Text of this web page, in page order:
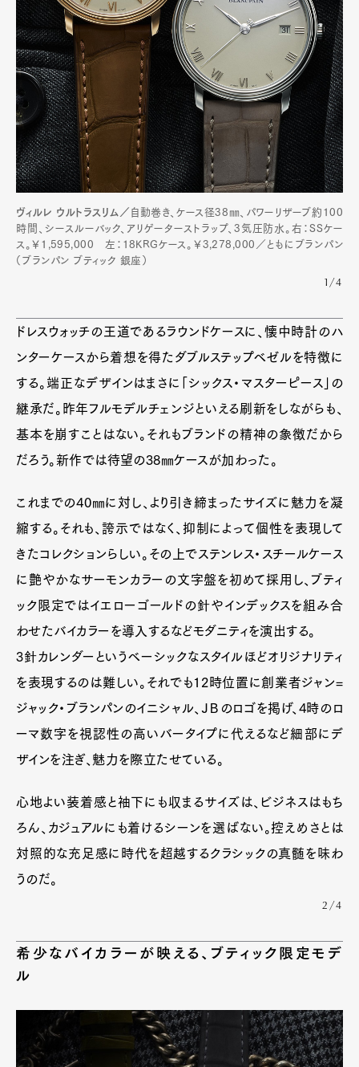
Official Columnist
About
Contact
Pen Meet
Pen international Pen tw
ヴィルレ ウルトラスリム／ 自動巻き、ケース径38㎜、パワーリザーブ約100
時間、シースルーバック、アリゲーターストラップ、3気圧防水。右：SSケー
ス。￥1,595,000 左：18KRGケース。￥3,278,000／ともにブランパン
（ブランパン ブティック 銀座）
1/4
ドレスウォッチの王道であるラウンドケースに、懐中時計のハ
ンターケースから着想を得たダブルステップベゼルを特徴に
する。端正なデザインはまさに「シックス・マスターピース」の
継承だ。昨年フルモデルチェンジといえる刷新をしながらも、
基本を崩すことはない。それもブランドの精神の象徴だから
だろう。新作では待望の38㎜ケースが加わった。
これまでの40㎜に対し、より引き締まったサイズに魅力を凝
縮する。それも、誇示ではなく、抑制によって個性を表現して
きたコレクションらしい。その上でステンレス・スチールケース
に艶やかなサーモンカラーの文字盤を初めて採用し、ブティ
ック限定ではイエローゴールドの針やインデックスを組み合
わせたバイカラーを導入するなどモダニティを演出する。
3針カレンダーというベーシックなスタイルほどオリジナリティ
を表現するのは難しい。それでも12時位置に創業者ジャン=
ジャック・ブランパンのイニシャル、ＪＢのロゴを掲げ、4時のロ
ーマ数字を視認性の高いバータイプに代えるなど細部にデ
ザインを注ぎ、魅力を際立たせている。
心地よい装着感と袖下にも収まるサイズは、ビジネスはもち
ろん、カジュアルにも着けるシーンを選ばない。控えめさとは
対照的な充足感に時代を超越するクラシックの真髄を味わ
うのだ。
2/4
希少なバイカラーが映える、ブティック限定モデ
ル